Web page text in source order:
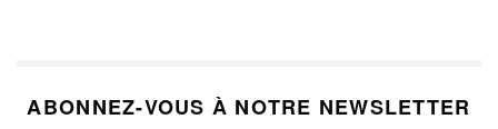
ABONNEZ-VOUS À NOTRE NEWSLETTER